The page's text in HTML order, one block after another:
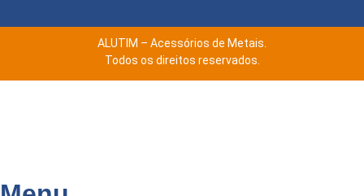
ALUTIM – Acessórios de Metais.
Todos os direitos reservados.